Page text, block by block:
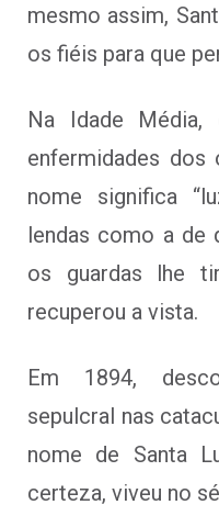
mesmo assim,
os fiéis para que
Na Idade Média,
enfermidades dos
nome significa
lendas como a de
os guardas lhe
recuperou a vista.
Em 1894,
sepulcral nas
nome de Santa
certeza, viveu no